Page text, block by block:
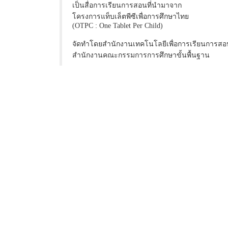
เป็นสื่อการเรียนการสอนที่นำมาจาก
โครงการแท็บเล็ตพีซีเพื่อการศึกษาไทย
(OTPC : One Tablet Per Child)
จัดทำโดยสำนักงานเทคโนโลยีเพื่อการเรียนการส
สำนักงานคณะกรรมการการศึกษาขั้นพื้นฐาน